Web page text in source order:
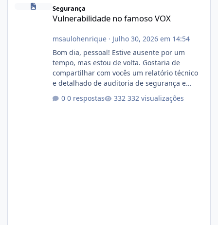
Segurança
Vulnerabilidade no famoso VOX
msaulohenrique· Julho 30, 2026 em 14:54
Bom dia, pessoal! Estive ausente por um
tempo, mas estou de volta. Gostaria de
compartilhar com vocês um relatório técnico
e detalhado de auditoria de segurança e
conformidade referente ao VOXPANEL (versão
atualmente em circulação e comercialização
0 respostas 332 visualizações